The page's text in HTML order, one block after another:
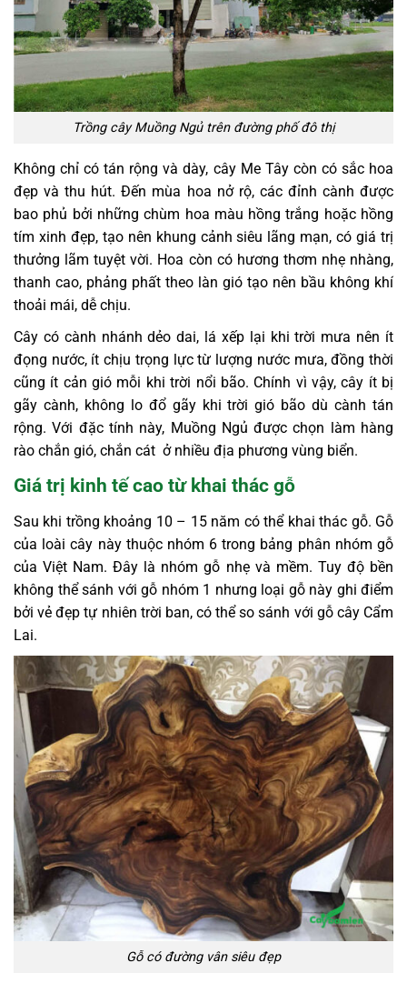
Trồng cây Muồng Ngủ trên đường phố đô thị
Không chỉ có tán rộng và dày, cây Me Tây còn có sắc hoa
đẹp và thu hút. Đến mùa hoa nở rộ, các đỉnh cành được
bao phủ bởi những chùm hoa màu hồng trắng hoặc hồng
tím xinh đẹp, tạo nên khung cảnh siêu lãng mạn, có giá trị
thưởng lãm tuyệt vời. Hoa còn có hương thơm nhẹ nhàng,
thanh cao, phảng phất theo làn gió tạo nên bầu không khí
thoải mái, dễ chịu.
Cây có cành nhánh dẻo dai, lá xếp lại khi trời mưa nên ít
đọng nước, ít chịu trọng lực từ lượng nước mưa, đồng thời
cũng ít cản gió mỗi khi trời nổi bão. Chính vì vậy, cây ít bị
gãy cành, không lo đổ gãy khi trời gió bão dù cành tán
rộng. Với đặc tính này, Muồng Ngủ được chọn làm hàng
rào chắn gió, chắn cát ở nhiều địa phương vùng biển.
Giá trị kinh tế cao từ khai thác gỗ
Sau khi trồng khoảng 10 – 15 năm có thể khai thác gỗ. Gỗ
của loài cây này thuộc nhóm 6 trong bảng phân nhóm gỗ
của Việt Nam. Đây là nhóm gỗ nhẹ và mềm. Tuy độ bền
không thể sánh với gỗ nhóm 1 nhưng loại gỗ này ghi điểm
bởi vẻ đẹp tự nhiên trời ban, có thể so sánh với gỗ cây Cẩm
Lai.
Gỗ có đường vân siêu đẹp